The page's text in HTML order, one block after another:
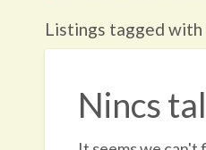
Listings tagged
Nincs